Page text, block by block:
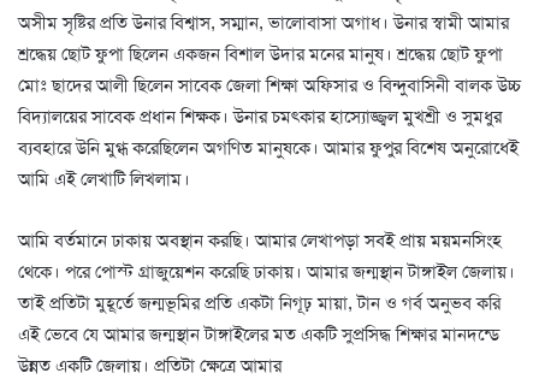
অসীম সৃষ্টির প্রতি উনার বিশ্বাস, সম্মান, ভালোবাসা অগাধ। উনার স্বামী আমার
শ্রদ্ধেয় ছোট ফুপা ছিলেন একজন বিশাল উদার মনের মানুষ। শ্রদ্ধেয় ছোট ফুপা
মোঃ ছাদের আলী ছিলেন সাবেক জেলা শিক্ষা অফিসার ও বিন্দুবাসিনী বালক উচ্চ
বিদ্যালয়ের সাবেক প্রধান শিক্ষক। উনার চমৎকার হাস্যোজ্জ্বল মুখশ্রী ও সুমধুর
ব্যবহারে উনি মুগ্ধ করেছিলেন অগণিত মানুষকে। আমার ফুপুর বিশেষ অনুরোধেই
আমি এই লেখাটি লিখলাম।
আমি বর্তমানে ঢাকায় অবস্থান করছি। আমার লেখাপড়া সবই প্রায় ময়মনসিংহ
থেকে। পরে পোস্ট গ্রাজুয়েশন করেছি ঢাকায়। আমার জন্মস্থান টাঙ্গাইল জেলায়।
তাই প্রতিটা মুহূর্তে জন্মভূমির প্রতি একটা নিগূঢ় মায়া, টান ও গর্ব অনুভব করি
এই ভেবে যে আমার জন্মস্থান টাঙ্গাইলের মত একটি সুপ্রসিদ্ধ শিক্ষার মানদন্ডে
উন্নত একটি জেলায়। প্রতিটা ক্ষেত্রে আমার